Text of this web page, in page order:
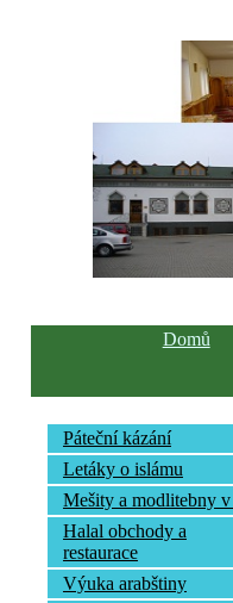
Domů
Páteční kázání
Letáky o islámu
Mešity a modlitebny v
Halal obchody a
restaurace
Výuka arabštiny